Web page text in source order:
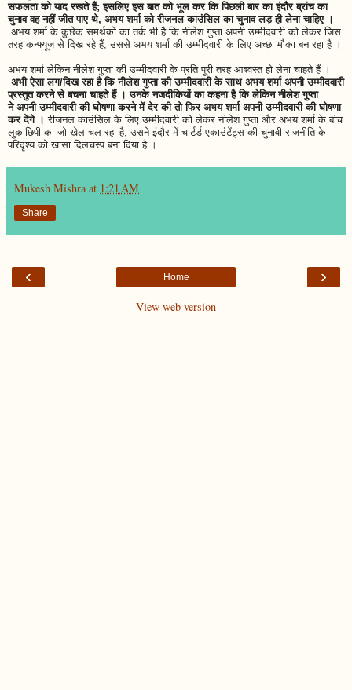
सफलता को याद रखते हैं; इसलिए इस बात को भूल कर कि पिछली बार का इंदौर ब्रांच का
चुनाव वह नहीं जीत पाए थे, अभय शर्मा को रीजनल काउंसिल का चुनाव लड़ ही लेना चाहिए ।
अभय शर्मा के कुछेक समर्थकों का तर्क भी है कि नीलेश गुप्ता अपनी उम्मीदवारी को लेकर जिस
तरह कन्फ्यूज से दिख रहे हैं, उससे अभय शर्मा की उम्मीदवारी के लिए अच्छा मौका बन रहा है ।
अभय शर्मा लेकिन नीलेश गुप्ता की उम्मीदवारी के प्रति पूरी तरह आश्वस्त हो लेना चाहते हैं ।
अभी ऐसा लग/दिख रहा है कि नीलेश गुप्ता की उम्मीदवारी के साथ अभय शर्मा अपनी उम्मीदवारी
प्रस्तुत करने से बचना चाहते हैं । उनके नजदीकियों का कहना है कि लेकिन नीलेश गुप्ता
ने अपनी उम्मीदवारी की घोषणा करने में देर की तो फिर अभय शर्मा अपनी उम्मीदवारी की घोषणा
कर देंगे । रीजनल काउंसिल के लिए उम्मीदवारी को लेकर नीलेश गुप्ता और अभय शर्मा के बीच
लुकाछिपी का जो खेल चल रहा है, उसने इंदौर में चार्टर्ड एकाउंटेंट्स की चुनावी राजनीति के
परिदृश्य को खासा दिलचस्प बना दिया है ।
Mukesh Mishra at 1:21 AM
Share
‹ ›
Home
View web version